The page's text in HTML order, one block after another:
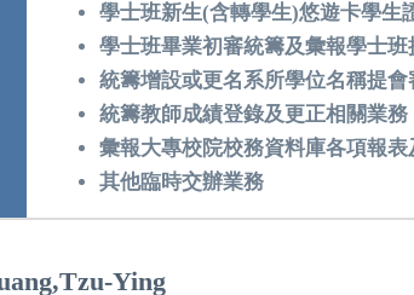
學士班新生(含轉學生)悠遊卡學生
學士班畢業初審統籌及彙報學士
統籌增設或更名系所學位名稱提
統籌教師成績登錄及更正相關業務
彙報大專校院校務資料庫各項報
其他臨時交辦業務
Ying